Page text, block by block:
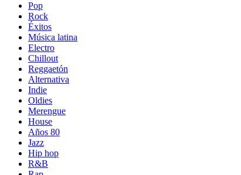
Pop
Rock
Éxitos
Música latina
Electro
Chillout
Reggaetón
Alternativa
Indie
Oldies
Merengue
House
Años 80
Jazz
Hip hop
R&B